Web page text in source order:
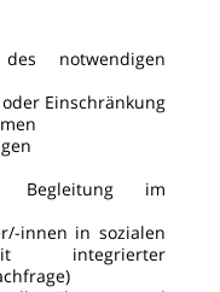
notwendigen
Einschränkung
Begleitung im
innen in sozialen
integrierter